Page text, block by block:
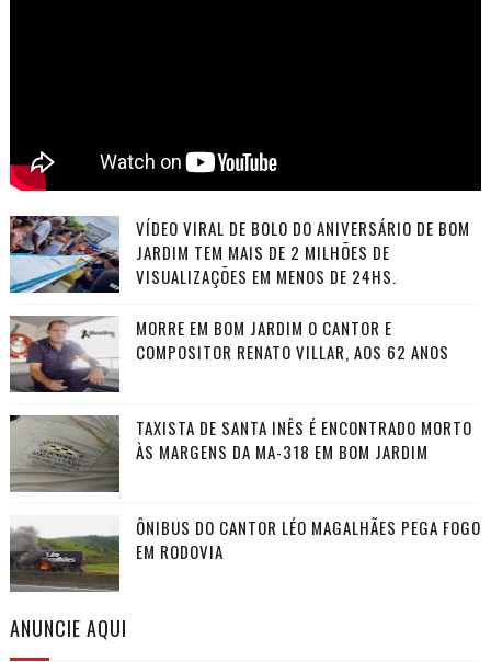
VÍDEO VIRAL DE BOLO DO ANIVERSÁRIO DE BOM
JARDIM TEM MAIS DE 2 MILHÕES DE
VISUALIZAÇÕES EM MENOS DE 24HS.
MORRE EM BOM JARDIM O CANTOR E
COMPOSITOR RENATO VILLAR, AOS 62 ANOS
TAXISTA DE SANTA INÊS É ENCONTRADO MORTO
ÀS MARGENS DA MA-318 EM BOM JARDIM
ÔNIBUS DO CANTOR LÉO MAGALHÃES PEGA FOGO
EM RODOVIA
ANUNCIE AQUI